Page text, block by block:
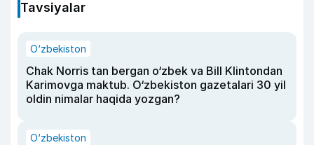
Tavsiyalar
O‘zbekiston
Chak Norris tan bergan o‘zbek va Bill Klintondan
Karimovga maktub. O‘zbekiston gazetalari 30 yil
oldin nimalar haqida yozgan?
O‘zbekiston